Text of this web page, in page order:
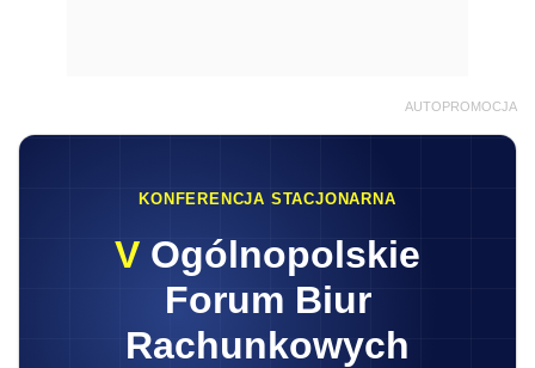
AUTOPROMOCJA
KONFERENCJA STACJONARNA
V Ogólnopolskie
Forum Biur
Rachunkowych